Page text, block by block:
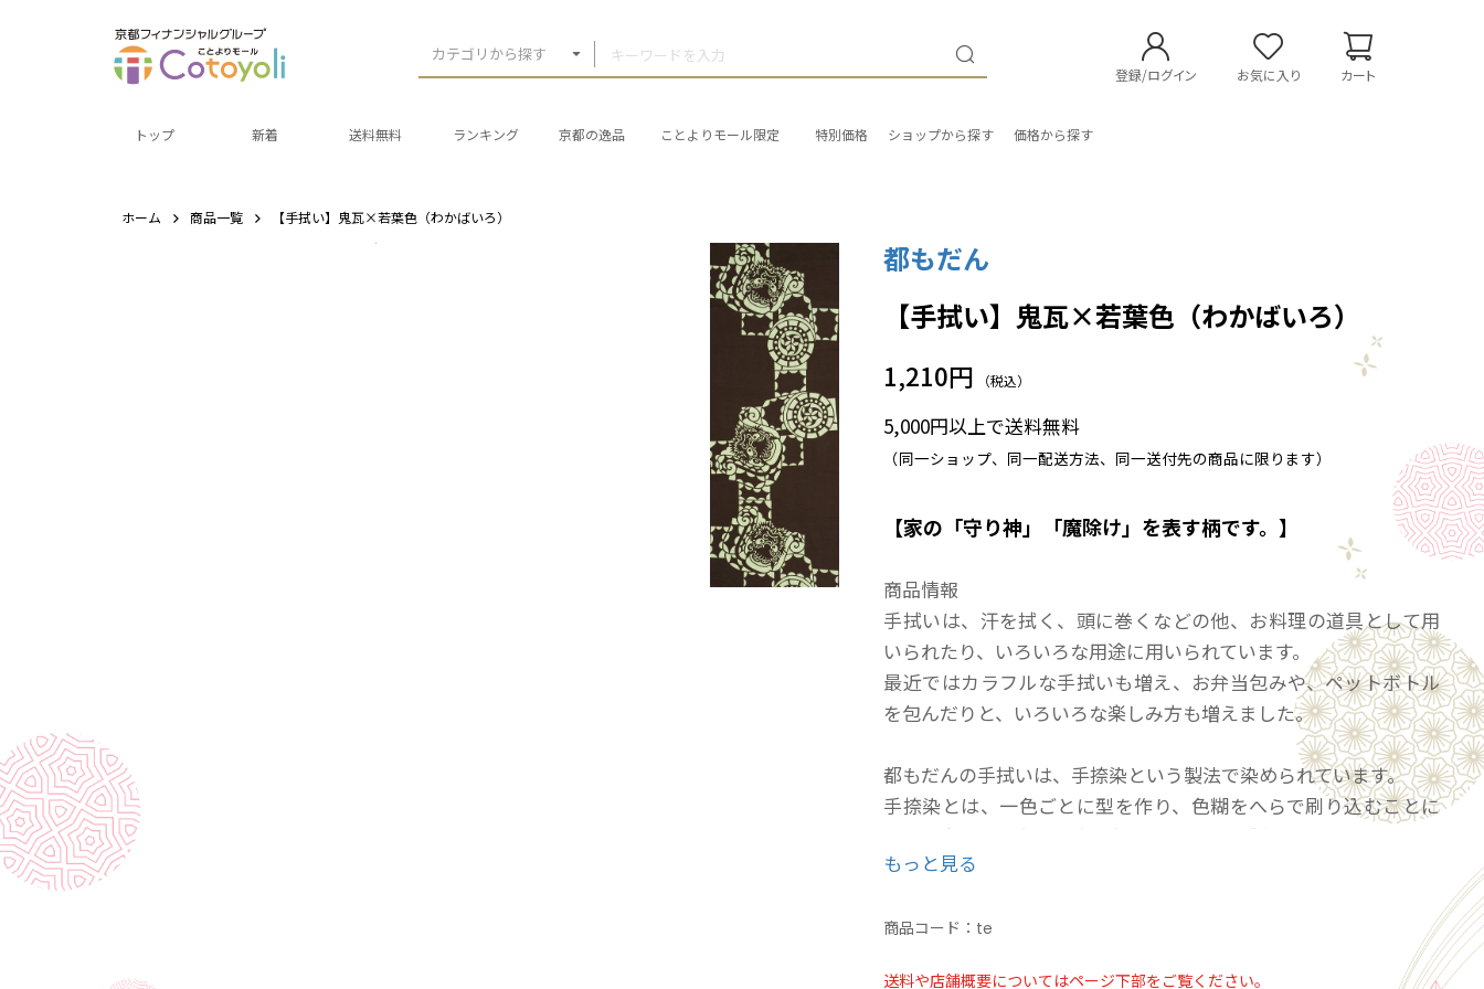
カテゴリから探す
登録/ログイン お気に入り カート
トップ 新着 送料無料 ランキング 京都の逸品 ことよりモール限定 特別価格 ショップから探す 価格から探す
ホーム 商品一覧 【手拭い】鬼瓦×若葉色（わかばいろ）
都もだん
【手拭い】鬼瓦×若葉色（わかばいろ）
1,210円 （税込）
5,000円以上で送料無料
（同一ショップ、同一配送方法、同一送付先の商品に限ります）
【家の「守り神」「魔除け」を表す柄です。】
商品情報
手拭いは、汗を拭く、頭に巻くなどの他、お料理の道具として用
いられたり、いろいろな用途に用いられています。
最近ではカラフルな手拭いも増え、お弁当包みや、ペットボトル
を包んだりと、いろいろな楽しみ方も増えました。
都もだんの手拭いは、手捺染という製法で染められています。
手捺染とは、一色ごとに型を作り、色糊をへらで刷り込むことに
よって生地に一色ずつ色を浸透させていく製法です。そのため、
染料の浸透度合いを図る熟年の技が必要とされます。柄の繊細さ
もっと見る
商品コード： te
送料や店舗概要についてはページ下部をご覧ください。